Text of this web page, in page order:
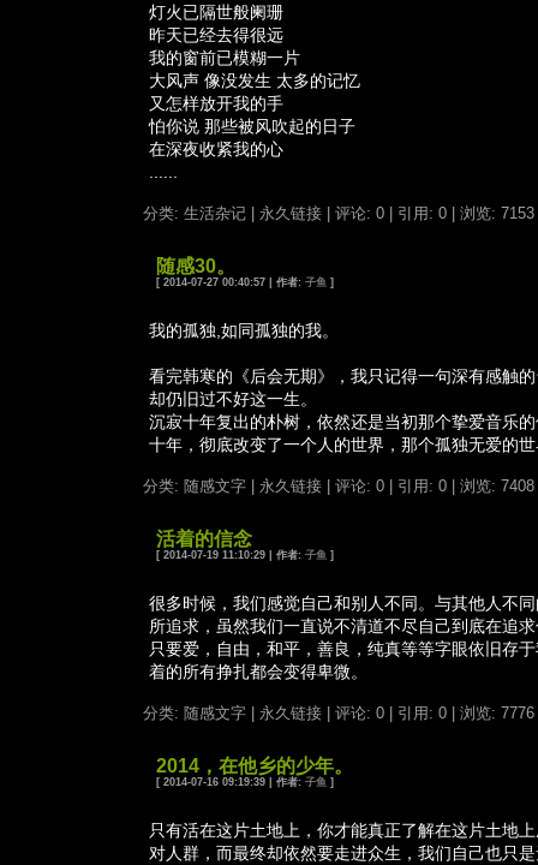
灯火已隔世般阑珊
昨天已经去得很远
我的窗前已模糊一片
大风声 像没发生 太多的记忆
又怎样放开我的手
怕你说 那些被风吹起的日子
在深夜收紧我的心
分类: 生活杂记| 永久链接| 评论: 0| 引用: 0| 浏览: 7153
随感30。
[ 2014-07-27 00:40:57 | 作者: 子鱼]
我的孤独,如同孤独的我。
看完韩寒的《后会无期》，我只记得一句深有感触
却仍旧过不好这一生。
沉寂十年复出的朴树，依然还是当初那个挚爱音乐
十年，彻底改变了一个人的世界，那个孤独无爱的
分类: 随感文字| 永久链接| 评论: 0| 引用: 0| 浏览: 7408
活着的信念
[ 2014-07-19 11:10:29 | 作者: 子鱼]
很多时候，我们感觉自己和别人不同。与其他人不
所追求，虽然我们一直说不清道不尽自己到底在追
只要爱，自由，和平，善良，纯真等等字眼依旧存
着的所有挣扎都会变得卑微。
分类: 随感文字| 永久链接| 评论: 0| 引用: 0| 浏览: 7776
2014，在他乡的少年。
[ 2014-07-16 09:19:39 | 作者: 子鱼]
只有活在这片土地上，你才能真正了解在这片土地
对人群，而最终却依然要走进众生，我们自己也只